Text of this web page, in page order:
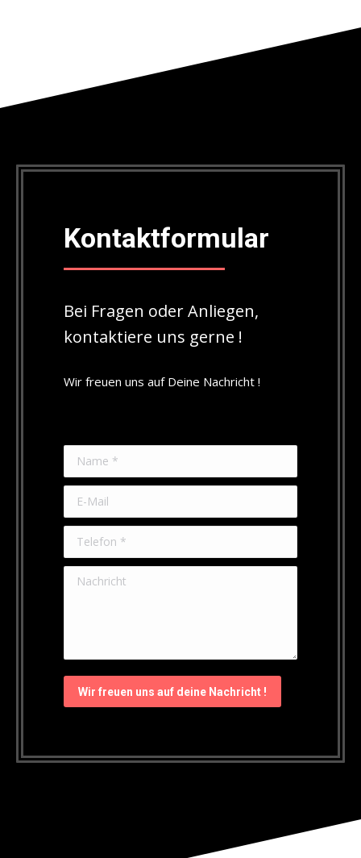
Kontaktformular
Bei Fragen oder Anliegen,
kontaktiere uns gerne !
Wir freuen uns auf Deine Nachricht !
Name *
E-Mail
Telefon *
Nachricht
Wir freuen uns auf deine Nachricht !